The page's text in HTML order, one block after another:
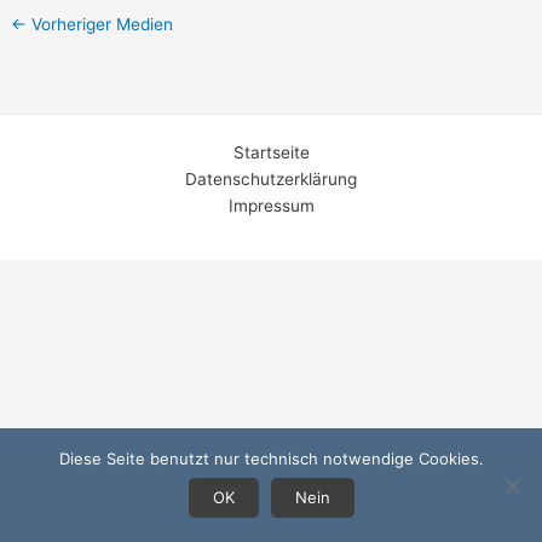
← Vorheriger Medien
Startseite
Datenschutzerklärung
Impressum
Diese Seite benutzt nur technisch notwendige Cookies.
OK
Nein